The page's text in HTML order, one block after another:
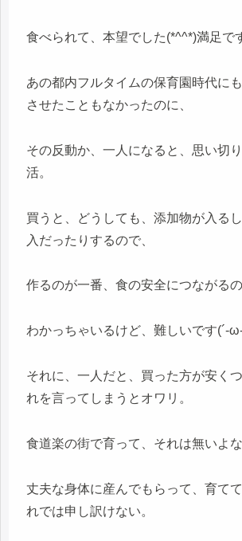
食べられて、本望でした(*^^*)満足で
あの都内フルタイムの保育園時代に
させたこともなかったのに、
その反動か、一人になると、思い切
活。
買うと、どうしても、添加物が入る
入だったりするので、
作るのが一番、食の安全につながるの
わかっちゃいるけど、難しいです(´-
それに、一人だと、買った方が安く
れを言ってしまうとオワリ。
食道楽の街で育って、それは無いよ
丈夫な身体に産んでもらって、育て
れでは申し訳けない。